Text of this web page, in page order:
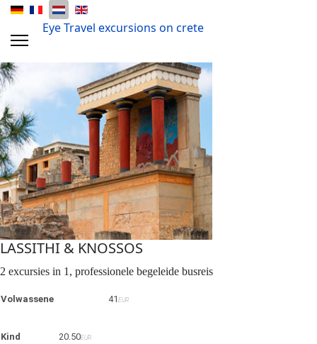
Eye Travel excursions on crete
LASSITHI & KNOSSOS
2 excursies in 1, professionele begeleide busreis
Volwassene 41 EUR
Kind 20.50EUR